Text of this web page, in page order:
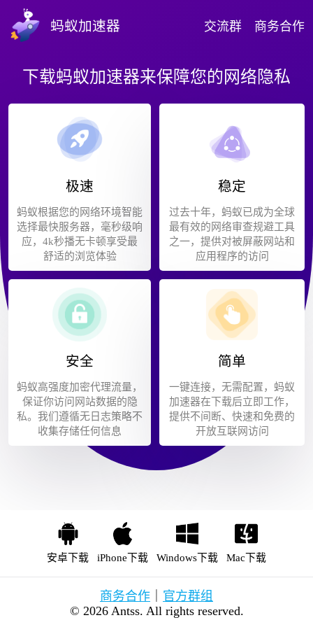
蚂蚁加速器 交流群 商务合作
下载蚂蚁加速器来保障您的网络隐私
极速
蚂蚁根据您的网络环境智能
选择最快服务器，毫秒级响
应，4k秒播无卡顿享受最
舒适的浏览体验
稳定
过去十年，蚂蚁已成为全球
最有效的网络审查规避工具
之一，提供对被屏蔽网站和
应用程序的访问
安全
蚂蚁高强度加密代理流量，
保证你访问网站数据的隐
私。我们遵循无日志策略不
收集存储任何信息
简单
一键连接，无需配置，蚂蚁
加速器在下载后立即工作，
提供不间断、快速和免费的
开放互联网访问
安卓下载 iPhone下载 Windows下载 Mac下载
© 2026 Antss. All rights reserved.
商务合作 官方群组